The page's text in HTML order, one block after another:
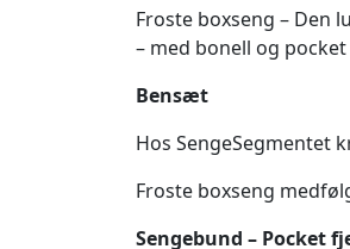
Froste boxseng – Den
– med bonell og
Bensæt
Hos SengeSegmentet
Froste boxseng
Sengebund – Pocket